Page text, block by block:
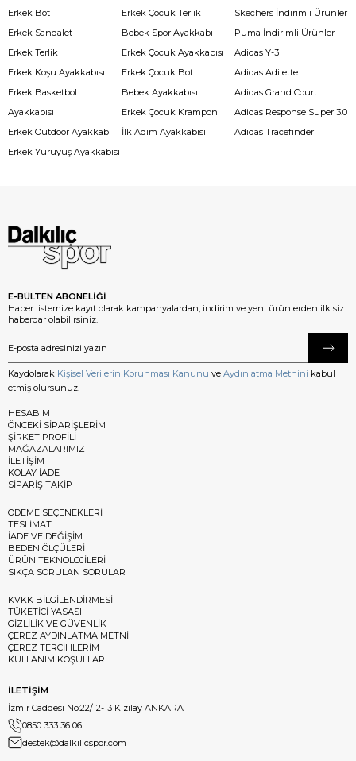
Erkek Bot
Erkek Sandalet
Erkek Terlik
Erkek Koşu Ayakkabısı
Erkek Basketbol
Ayakkabısı
Erkek Outdoor Ayakkabı
Erkek Yürüyüş Ayakkabısı
Erkek Çocuk Terlik
Bebek Spor Ayakkabı
Erkek Çocuk Ayakkabısı
Erkek Çocuk Bot
Bebek Ayakkabısı
Erkek Çocuk Krampon
İlk Adım Ayakkabısı
Skechers İndirimli Ürünler
Puma İndirimli Ürünler
Adidas Y-3
Adidas Adilette
Adidas Grand Court
Adidas Response Super 3.0
Adidas Tracefinder
E-BÜLTEN ABONELİĞİ
Haber listemize kayıt olarak kampanyalardan, indirim ve yeni ürünlerden ilk siz
haberdar olabilirsiniz.
Kaydolarak Kişisel Verilerin Korunması Kanunu ve Aydınlatma Metnini kabul
etmiş olursunuz.
HESABIM
ÖNCEKİ SİPARİŞLERİM
ŞİRKET PROFİLİ
MAĞAZALARIMIZ
İLETİŞİM
KOLAY İADE
SİPARİŞ TAKİP
ÖDEME SEÇENEKLERİ
TESLİMAT
İADE VE DEĞİŞİM
BEDEN ÖLÇÜLERİ
ÜRÜN TEKNOLOJİLERİ
SIKÇA SORULAN SORULAR
KVKK BİLGİLENDİRMESİ
TÜKETİCİ YASASI
GİZLİLİK VE GÜVENLİK
ÇEREZ AYDINLATMA METNİ
ÇEREZ TERCİHLERİM
KULLANIM KOŞULLARI
İLETİŞİM
İzmir Caddesi No:22/12-13 Kızılay ANKARA
0850 333 36 06
destek@dalkilicspor.com